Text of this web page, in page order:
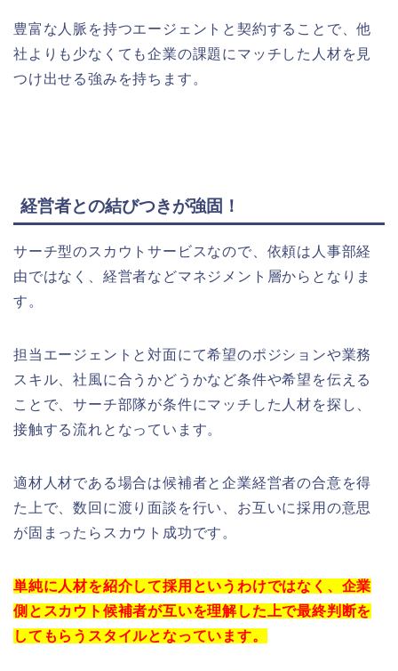
豊富な人脈を持つエージェントと契約することで、他
社よりも少なくても企業の課題にマッチした人材を見
つけ出せる強みを持ちます。
経営者との結びつきが強固！
サーチ型のスカウトサービスなので、依頼は人事部経
由ではなく、経営者などマネジメント層からとなりま
す。
担当エージェントと対面にて希望のポジションや業務
スキル、社風に合うかどうかなど条件や希望を伝える
ことで、サーチ部隊が条件にマッチした人材を探し、
接触する流れとなっています。
適材人材である場合は候補者と企業経営者の合意を得
た上で、数回に渡り面談を行い、お互いに採用の意思
が固まったらスカウト成功です。
単純に人材を紹介して採用というわけではなく、企業
側とスカウト候補者が互いを理解した上で最終判断を
してもらうスタイルとなっています。